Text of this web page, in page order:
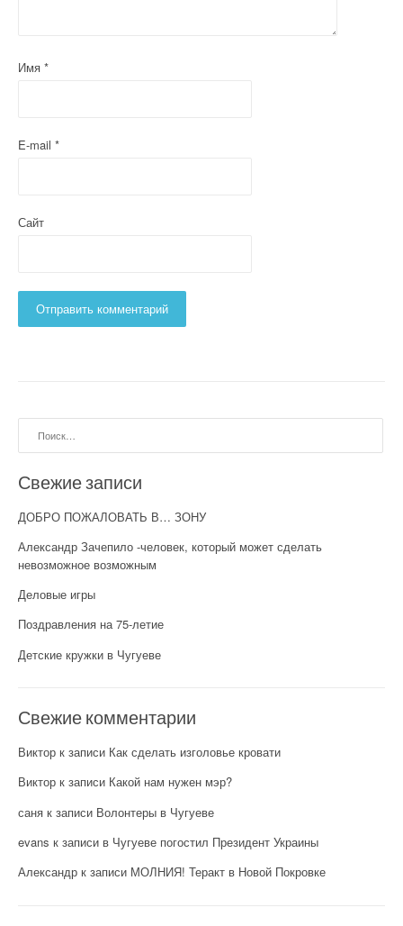
Имя *
E-mail *
Сайт
Свежие записи
ДОБРО ПОЖАЛОВАТЬ В… ЗОНУ
Александр Зачепило -человек, который может сделать
невозможное возможным
Деловые игры
Поздравления на 75-летие
Детские кружки в Чугуеве
Свежие комментарии
Виктор к записи Как сделать изголовье кровати
Виктор к записи Какой нам нужен мэр?
саня к записи Волонтеры в Чугуеве
evans к записи в Чугуеве погостил Президент Украины
Александр к записи МОЛНИЯ! Теракт в Новой Покровке